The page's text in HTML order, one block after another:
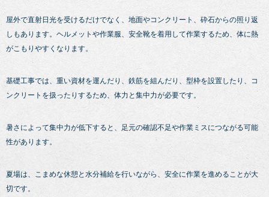
屋外で直射日光を受けるだけでなく、地面やコンクリート、砕石からの照り返
しもあります。ヘルメットや作業服、安全靴を着用して作業するため、体に熱
がこもりやすくなります。
基礎工事では、重い資材を運んだり、鉄筋を組んだり、型枠を設置したり、コ
ンクリートを扱ったりするため、体力と集中力が必要です。
暑さによって集中力が低下すると、足元の確認不足や作業ミスにつながる可能
性があります。
夏場は、こまめな休憩と水分補給を行いながら、安全に作業を進めることが大
切です。